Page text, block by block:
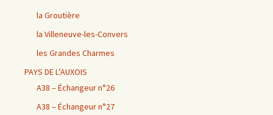
la Groutière
la Villeneuve-les-Convers
les Grandes Charmes
PAYS DE L’AUXOIS
A38 – Échangeur n°26
A38 – Échangeur n°27